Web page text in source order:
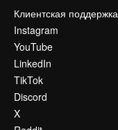
Клиентская поддержка
Instagram
YouTube
LinkedIn
TikTok
Discord
X